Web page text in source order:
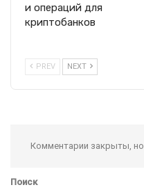
и операций для
криптобанков
PREV NEXT
Комментарии закрыты, но
Поиск